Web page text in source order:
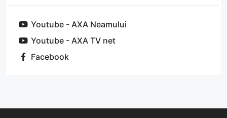
Youtube - AXA Neamului
Youtube - AXA TV net
Facebook